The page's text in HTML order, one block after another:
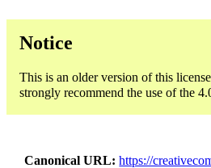
Notice
This is an older version of this
strongly recommend the use of the
Canonical URL https://